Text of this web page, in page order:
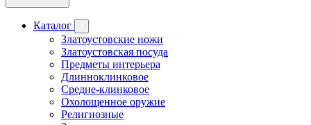
Каталог
Златоустовские ножи
Златоустовская посуда
Предметы интерьера
Длинноклинковое
Средне-клинковое
Охолощенное оружие
Религиозные